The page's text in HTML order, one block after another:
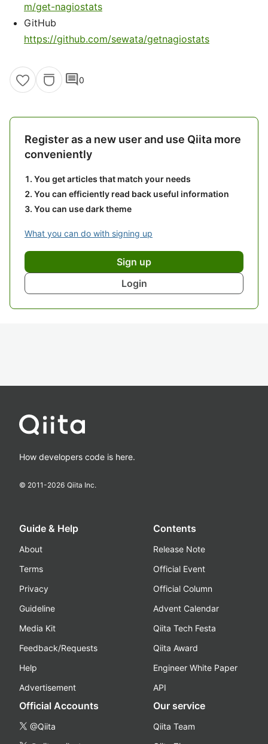
m/get-nagiostats
GitHub
https://github.com/sewata/getnagiostats
comment0
Register as a new user and use Qiita more
conveniently
You get articles that match your needs
You can efficiently read back useful information
You can use dark theme
What you can do with signing up
Sign up
Login
How developers code is here.
© 2011-2026 Qiita Inc.
Guide & Help
About
Terms
Privacy
Guideline
Media Kit
Feedback/Requests
Help
Advertisement
Contents
Release Note
Official Event
Official Column
Advent Calendar
Qiita Tech Festa
Qiita Award
Engineer White Paper
API
Official Accounts
@Qiita
Our service
Qiita Team